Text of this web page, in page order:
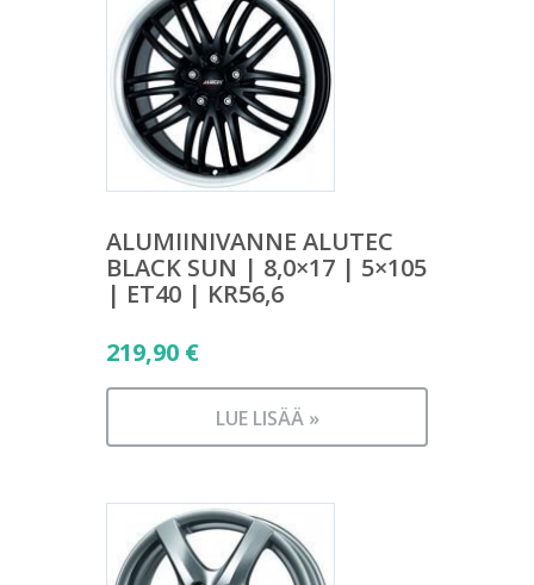
ALUMIINIVANNE ALUTEC
BLACK SUN | 8,0×17 | 5×105
| ET40 | KR56,6
219,90 €
LUE LISÄÄ »